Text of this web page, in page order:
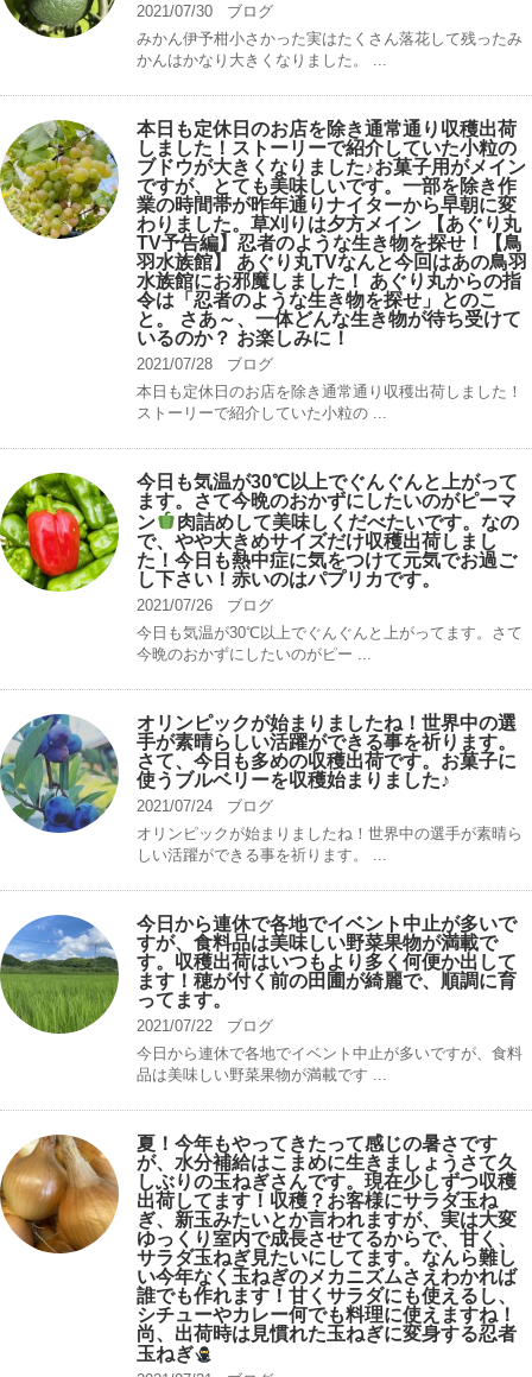
2021/07/30
ブログ
みかん伊予柑小さかった実はたくさん落花して残ったみ
かんはかなり大きくなりました。 ...
本日も定休日のお店を除き通常通り収穫出荷
しました！ストーリーで紹介していた小粒の
ブドウが大きくなりました♪お菓子用がメイン
ですが、とても美味しいです。一部を除き作
業の時間帯が昨年通りナイターから早朝に変
わりました。草刈りは夕方メイン 【あぐり丸
TV予告編】忍者のような生き物を探せ！【鳥
羽水族館】 あぐり丸TVなんと今回はあの鳥羽
水族館にお邪魔しました！ あぐり丸からの指
令は「忍者のような生き物を探せ」とのこ
と。 さあ～、一体どんな生き物が待ち受けて
いるのか？ お楽しみに！
2021/07/28
ブログ
本日も定休日のお店を除き通常通り収穫出荷しました！
ストーリーで紹介していた小粒の ...
今日も気温が30℃以上でぐんぐんと上がって
ます。さて今晩のおかずにしたいのがピーマ
ン
肉詰めして美味しくだべたいです。なの
で、やや大きめサイズだけ収穫出荷しまし
た！今日も熱中症に気をつけて元気でお過ご
し下さい！赤いのはパプリカです。
2021/07/26
ブログ
今日も気温が30℃以上でぐんぐんと上がってます。さて
今晩のおかずにしたいのがピー ...
オリンピックが始まりましたね！世界中の選
手が素晴らしい活躍ができる事を祈ります。
さて、今日も多めの収穫出荷です。お菓子に
使うブルベリーを収穫始まりました♪
2021/07/24
ブログ
オリンピックが始まりましたね！世界中の選手が素晴ら
しい活躍ができる事を祈ります。 ...
今日から連休で各地でイベント中止が多いで
すが、食料品は美味しい野菜果物が満載で
す。収穫出荷はいつもより多く何便か出して
ます！穂が付く前の田圃が綺麗で、順調に育
ってます。
2021/07/22
ブログ
今日から連休で各地でイベント中止が多いですが、食料
品は美味しい野菜果物が満載です ...
夏！今年もやってきたって感じの暑さです
が、水分補給はこまめに生きましょうさて久
しぶりの玉ねぎさんです。現在少しずつ収穫
出荷してます！収穫？お客様にサラダ玉ね
ぎ、新玉みたいとか言われますが、実は大変
ゆっくり室内で成長させてるからで、甘く、
サラダ玉ねぎ見たいにしてます。なんら難し
い今年なく玉ねぎのメカニズムさえわかれば
誰でも作れます！甘くサラダにも使えるし、
シチューやカレー何でも料理に使えますね！
尚、出荷時は見慣れた玉ねぎに変身する忍者
玉ねぎ